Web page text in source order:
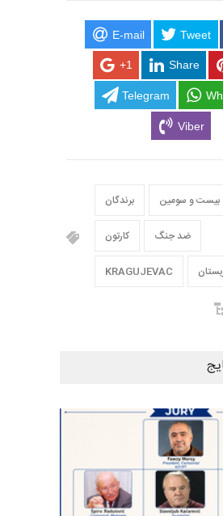
E-mail Tweet
+1 Share
Telegram
Viber
برندگان بیست و سومین
کارتون ضد جنگ
KRAGUJEVAC